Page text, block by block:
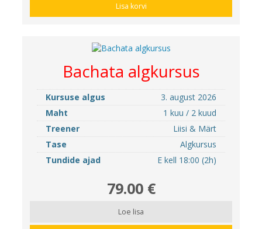
Lisa korvi
Bachata algkursus
Kursuse algus
3. august 2026
Maht
1 kuu / 2 kuud
Treener
Liisi & Märt
Tase
Algkursus
Tundide ajad
E kell 18:00 (2h)
79.00 €
Loe lisa